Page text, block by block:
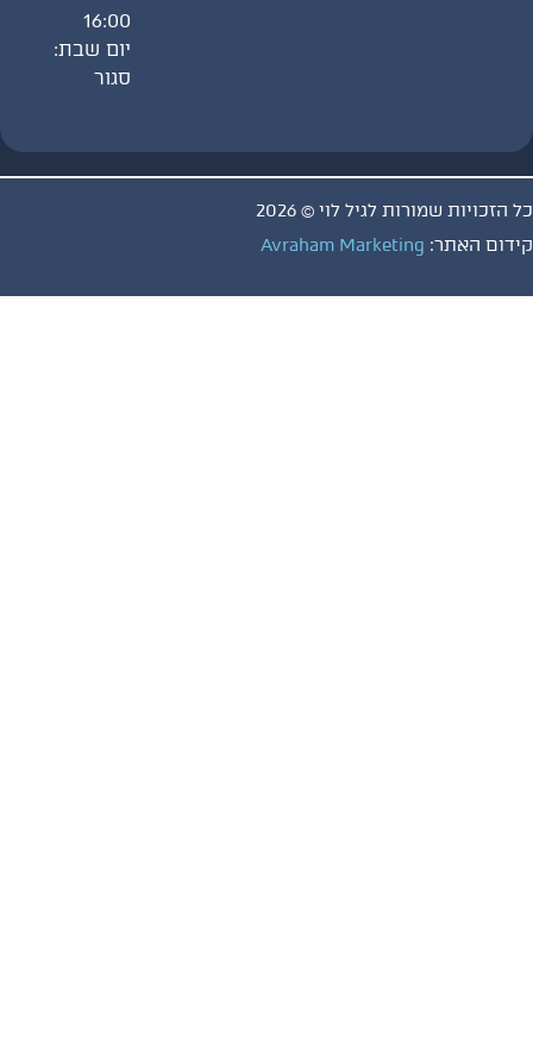
16:00
יום שבת:
שמורות לגיל לוי © 2026
האתר:Avraham Marketing